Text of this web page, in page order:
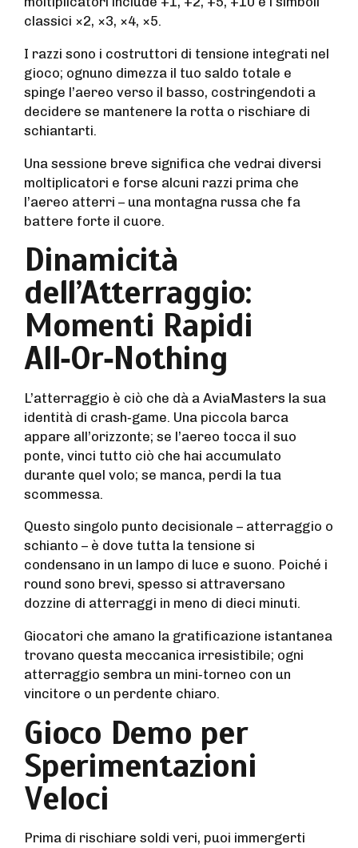
classici ×2, ×3, ×4, ×5.
I razzi sono i costruttori di tensione integrati nel
gioco; ognuno dimezza il tuo saldo totale e
spinge l’aereo verso il basso, costringendoti a
decidere se mantenere la rotta o rischiare di
schiantarti.
Una sessione breve significa che vedrai diversi
moltiplicatori e forse alcuni razzi prima che
l’aereo atterri – una montagna russa che fa
battere forte il cuore.
Dinamicità
dell’Atterraggio:
Momenti Rapidi
All‑Or‑Nothing
L’atterraggio è ciò che dà a AviaMasters la sua
identità di crash‑game. Una piccola barca
appare all’orizzonte; se l’aereo tocca il suo
ponte, vinci tutto ciò che hai accumulato
durante quel volo; se manca, perdi la tua
scommessa.
Questo singolo punto decisionale – atterraggio o
schianto – è dove tutta la tensione si
condensano in un lampo di luce e suono. Poiché i
round sono brevi, spesso si attraversano
dozzine di atterraggi in meno di dieci minuti.
Giocatori che amano la gratificazione istantanea
trovano questa meccanica irresistibile; ogni
atterraggio sembra un mini‑torneo con un
vincitore o un perdente chiaro.
Gioco Demo per
Sperimentazioni
Veloci
Prima di rischiare soldi veri, puoi immergerti